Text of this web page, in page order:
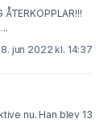
jun 2022 kl. 14:37
nu. Han blev 13